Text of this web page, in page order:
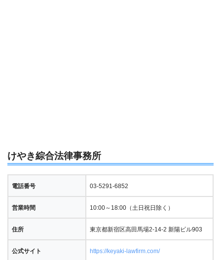
けやき綜合法律事務所
電話番号 03-5291-6852
営業時間 10:00～18:00（土日祝日除く）
住所 東京都新宿区高田馬場2-14-2 新陽ビル903
公式サイト https://keyaki-lawfirm.com/